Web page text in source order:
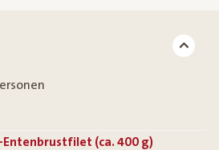
Entenbrustfilet (ca. 400 g)